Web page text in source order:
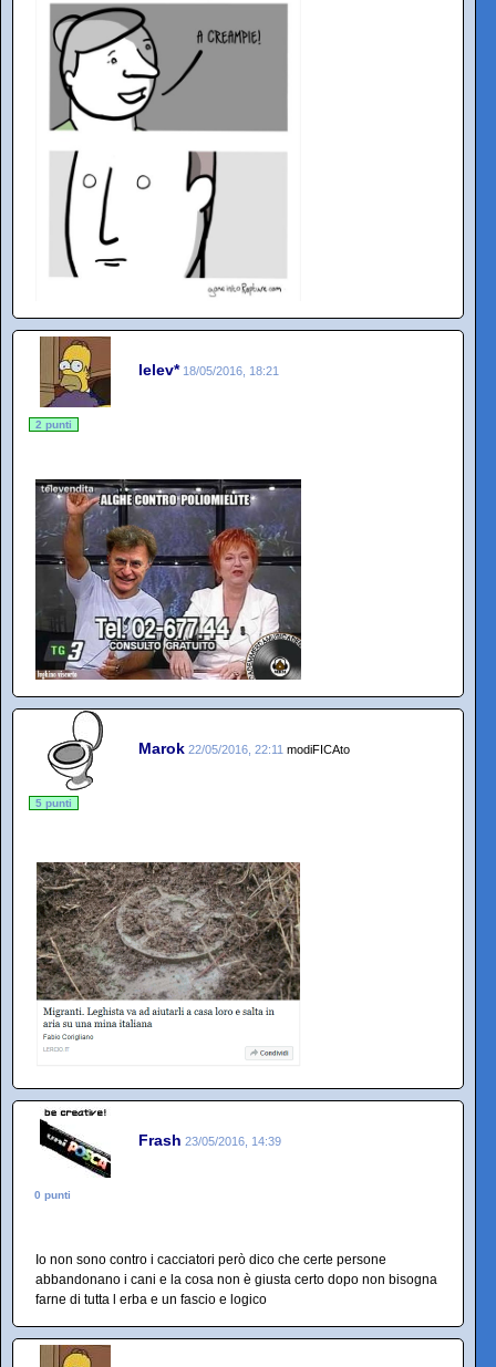
lelev* 18/05/2016, 18:21
2 punti
Marok 22/05/2016, 22:11 modiFICAto
5 punti
Frash 23/05/2016, 14:39
0 punti
Io non sono contro i cacciatori però dico che certe persone
abbandonano i cani e la cosa non è giusta certo dopo non bisogna
farne di tutta l erba e un fascio e logico